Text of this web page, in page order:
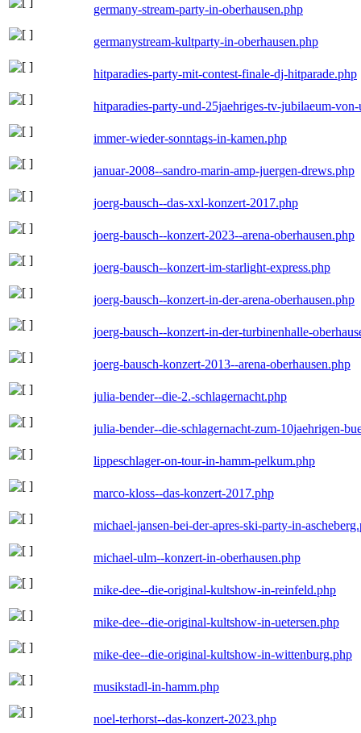
germany-stream-party-in-oberhausen.php
germanystream-kultparty-in-oberhausen.php
hitparadies-party-mit-contest-finale-dj-hitparade.php
hitparadies-party-und-25jaehriges-tv-jubilaeum-
immer-wieder-sonntags-in-kamen.php
januar-2008--sandro-marin-amp-juergen-drews.php
joerg-bausch--das-xxl-konzert-2017.php
joerg-bausch--konzert-2023--arena-oberhausen.php
joerg-bausch--konzert-im-starlight-express.php
joerg-bausch--konzert-in-der-arena-oberhausen.php
joerg-bausch--konzert-in-der-turbinenhalle-
joerg-bausch-konzert-2013--arena-oberhausen.php
julia-bender--die-2.-schlagernacht.php
julia-bender--die-schlagernacht-zum-10jaehrigen-
lippeschlager-on-tour-in-hamm-pelkum.php
marco-kloss--das-konzert-2017.php
michael-jansen-bei-der-apres-ski-party-in-
michael-ulm--konzert-in-oberhausen.php
mike-dee--die-original-kultshow-in-reinfeld.php
mike-dee--die-original-kultshow-in-uetersen.php
mike-dee--die-original-kultshow-in-wittenburg.php
musikstadl-in-hamm.php
noel-terhorst--das-konzert-2023.php